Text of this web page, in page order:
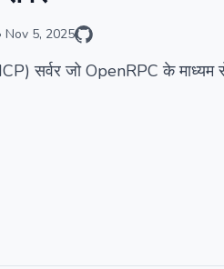
Nov 5, 2025
सर्वर जो OpenRPC के माध्यम